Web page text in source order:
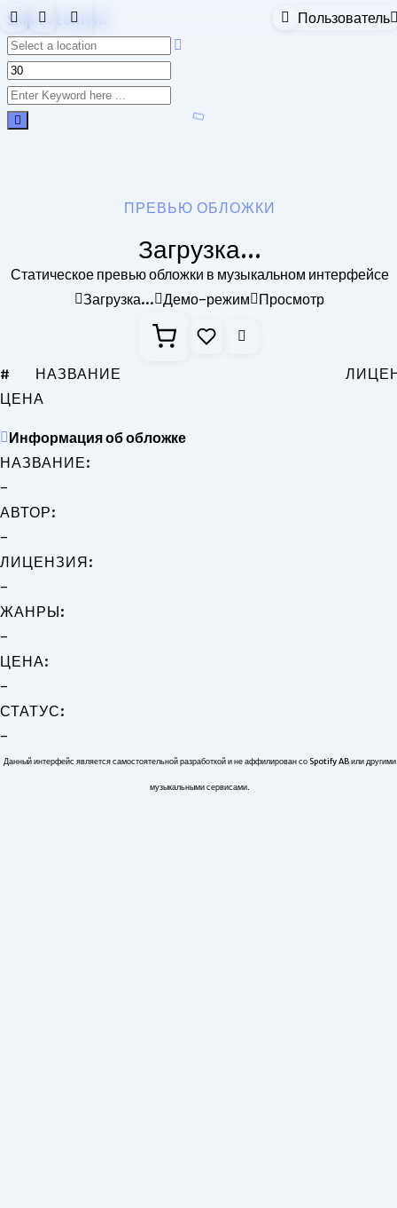
Skip to content Пользователь
ПРЕВЬЮ ОБЛОЖКИ
Загрузка...
Статическое превью обложки в музыкальном интерфейсе
Загрузка... Демо-режим Просмотр
# НАЗВАНИЕ
ЦЕНА
Информация об обложке
НАЗВАНИЕ:
-
АВТОР:
-
ЛИЦЕНЗИЯ:
-
ЖАНРЫ:
-
ЦЕНА:
-
СТАТУС:
-
Данный интерфейс является самостоятельной разработкой и не аффилирован со Spotify AB или другими
музыкальными сервисами.